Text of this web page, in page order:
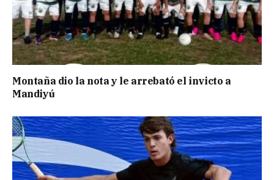
Montaña dio la nota y le arrebató el invicto a
Mandiyú